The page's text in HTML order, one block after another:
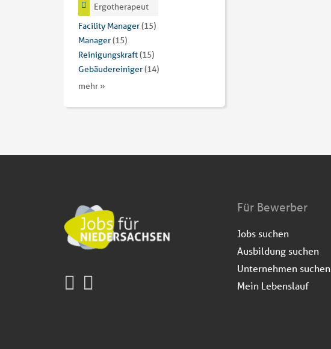
Ergotherapeut
Facility Manager(15)
Manager(15)
Reinigungskraft(15)
Gebäudereiniger(14)
mehr »
Für Bewerber
Jobs suchen
Ausbildung suchen
Unternehmen suchen
Mein Lebenslauf